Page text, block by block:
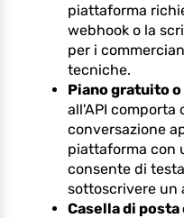
piattaforma
webhook o la
per i
tecniche.
Piano gratuito
all'API
conversazione
piattaforma con
consente di
sottoscrivere un
Casella di